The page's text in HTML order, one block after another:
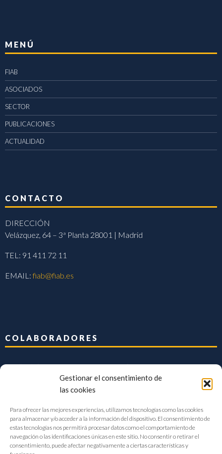
Gestionar el consentimiento de
las cookies
Para ofrecer las mejores experiencias, utilizamos tecnologías como las cookies
para almacenar y/o acceder a la información del dispositivo. El consentimiento de
estas tecnologías nos permitirá procesar datos como el comportamiento de
navegación o las identificaciones únicas en este sitio. No consentir o retirar el
consentimiento, puede afectar negativamente a ciertas características y
MENÚ
FIAB
ASOCIADOS
SECTOR
PUBLICACIONES
ACTUALIDAD
CONTACTO
DIRECCIÓN
Velázquez, 64 – 3ª Planta 28001 | Madrid
TEL: 91 411 72 11
EMAIL:fiab@fiab.es
COLABORADORES